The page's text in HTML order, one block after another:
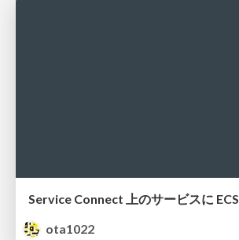
ota1022